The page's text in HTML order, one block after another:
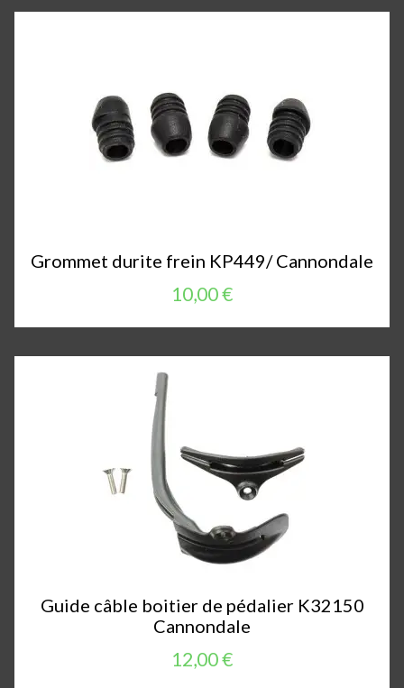
Grommet durite frein KP449/ Cannondale
10,00 €
Guide câble boitier de pédalier K32150
Cannondale
12,00 €